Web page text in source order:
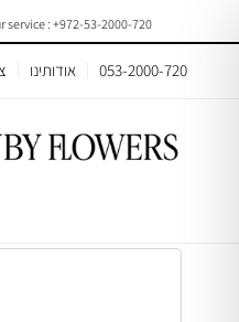
: +972-53-2000-720
053-2000-720 אודותינו